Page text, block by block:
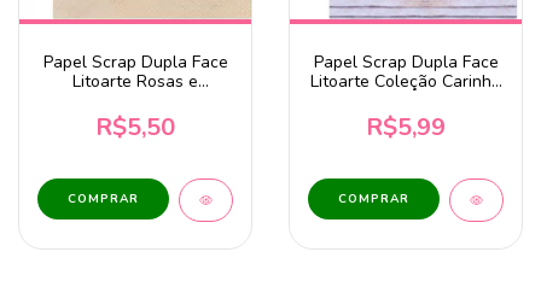
Papel Scrap Dupla Face
Litoarte Rosas e
SD-0493
R$5,50
Papel Scrap Dupla Face
Litoarte Coleção Carinho
R$5,99